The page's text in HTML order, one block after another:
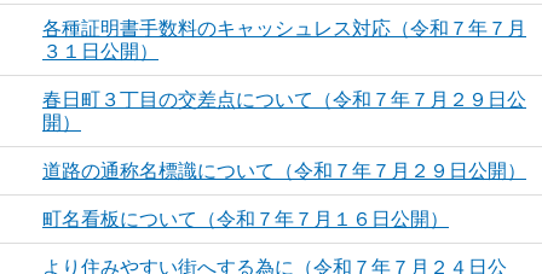
各種証明書手数料のキャッシュレス対応（令和７年７月
３１日公開）
春日町３丁目の交差点について（令和７年７月２９日公
開）
道路の通称名標識について（令和７年７月２９日公開）
町名看板について（令和７年７月１６日公開）
より住みやすい街へする為に（令和７年７月２４日公